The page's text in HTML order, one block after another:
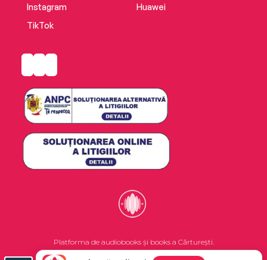
Instagram
TikTok
Huawei
Platforma de audiobooks și books a Cărturești.